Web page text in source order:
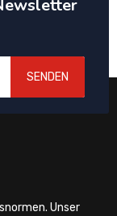
SENDEN
Unser